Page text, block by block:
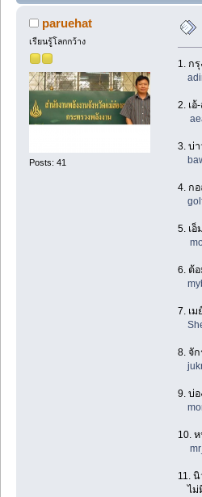
paruehat
เรียนรู้โลกกว้าง
Posts: 41
1. ก
2. เ
3. บ่
4. ก
5. เ
6. ต้
7. เ
8. จั
9. บ่อ
10.
11.
ไม่